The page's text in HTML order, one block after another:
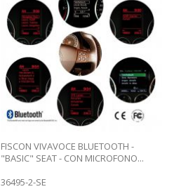
FISCON VIVAVOCE BLUETOOTH -
"BASIC" SEAT - CON MICROFONO...
36495-2-SE